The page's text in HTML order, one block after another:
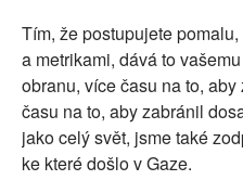
Tím, že postupujete
a metrikami, dává to
obranu, více času na to,
času na to, aby zabránil
jako celý svět, jsme také
ke které došlo v Gaze.